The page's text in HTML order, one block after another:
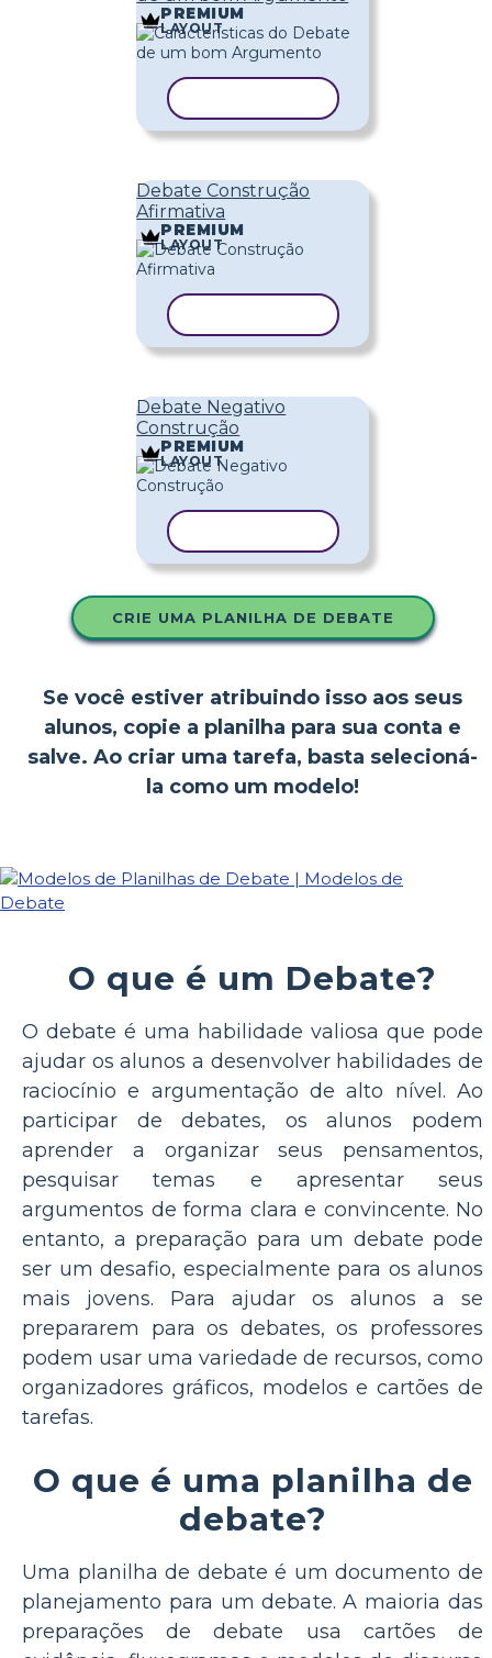
PREMIUM
LAYOUT
Debate Construção
Afirmativa
PREMIUM
LAYOUT
Debate Negativo
Construção
PREMIUM
LAYOUT
CRIE UMA PLANILHA DE DEBATE
Se você estiver atribuindo isso aos seus
alunos, copie a planilha para sua conta e
salve. Ao criar uma tarefa, basta selecioná-
la como um modelo!
O que é um Debate?
O debate é uma habilidade valiosa que pode
ajudar os alunos a desenvolver habilidades de
raciocínio e argumentação de alto nível. Ao
participar de debates, os alunos podem
aprender a organizar seus pensamentos,
pesquisar temas e apresentar seus
argumentos de forma clara e convincente. No
entanto, a preparação para um debate pode
ser um desafio, especialmente para os alunos
mais jovens. Para ajudar os alunos a se
prepararem para os debates, os professores
podem usar uma variedade de recursos, como
organizadores gráficos, modelos e cartões de
tarefas.
O que é uma planilha de
debate?
Uma planilha de debate é um documento de
planejamento para um debate. A maioria das
preparações de debate usa cartões de